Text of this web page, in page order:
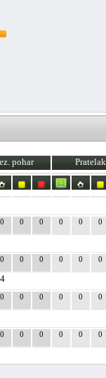
pohar Pratelak
0 0 0 0 0 0
0 0 0 0 0 0
0 0 0 0 0 0
0 0 0 0 0 0